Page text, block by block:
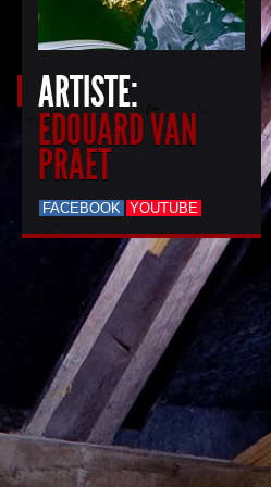
ARTISTE:
EDOUARD VAN
PRAET
FACEBOOK YOUTUBE